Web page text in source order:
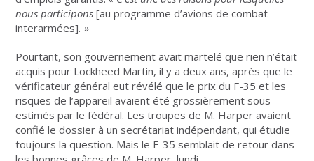
nous participons[au programme d’avions de combat
interarmées]. »
Pourtant, son gouvernement avait martelé que rien n’était
acquis pour Lockheed Martin, il y a deux ans, après que le
vérificateur général eut révélé que le prix du F-35 et les
risques de l’appareil avaient été grossièrement sous-
estimés par le fédéral. Les troupes de M. Harper avaient
confié le dossier à un secrétariat indépendant, qui étudie
toujours la question. Mais le F-35 semblait de retour dans